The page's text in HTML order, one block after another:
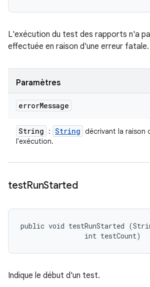
L'exécution du test des rapports n'a
effectuée en raison d'une erreur fatale.
Paramètres
errorMessage
String : String décrivant la raison
l'exécution.
testRunStarted
public void testRunStarted
                int testCount)
Indique le début d'un test.